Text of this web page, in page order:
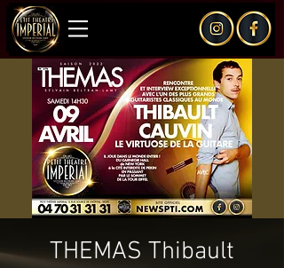
THEMAS Thibault